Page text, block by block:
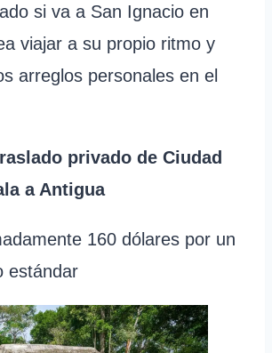
si va a San Ignacio en
viajar a su propio ritmo y
arreglos personales en el
privado de Ciudad
a Antigua
160 dólares por un
estándar